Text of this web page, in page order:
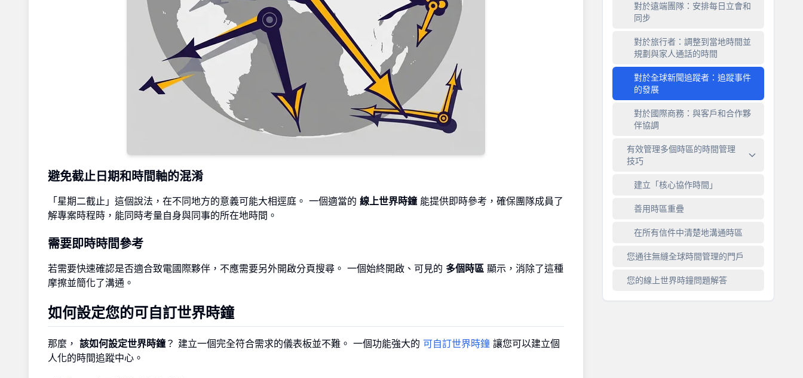
避免截止日期和時間軸的混淆
「星期二截止」這個說法，在不同地方的意義可能大相逕庭。 一個適當的 線上世界時鐘能提供即時參考，確保團隊成員了
解專案時程時，能同時考量自身與同事的所在地時間。
需要即時時間參考
若需要快速確認是否適合致電國際夥伴，不應需要另外開啟分頁搜尋。 一個始終開啟、可見的 多個時區 顯示，消除了這種
摩擦並簡化了溝通。
如何設定您的可自訂世界時鐘
那麼， 該如何設定世界時鐘？ 建立一個完全符合需求的儀表板並不難。 一個功能強大的 可自訂世界時鐘 讓您可以建立個
人化的時間追蹤中心。
對於遠端團隊：安排每日立會和
同步
對於旅行者：調整到當地時間並
規劃與家人通話的時間
對於全球新聞追蹤者：追蹤事件
的發展
對於國際商務：與客戶和合作夥
伴協調
有效管理多個時區的時間管理
技巧
建立「核心協作時間」
善用時區重疊
在所有信件中清楚地溝通時區
您通往無縫全球時間管理的門戶
您的線上世界時鐘問題解答